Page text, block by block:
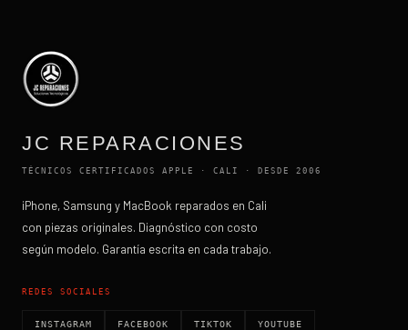
JC REPARACIONES
TÉCNICOS CERTIFICADOS APPLE · CALI · DESDE 2006
iPhone, Samsung y MacBook reparados en Cali
con piezas originales. Diagnóstico con costo
según modelo. Garantía escrita en cada trabajo.
REDES SOCIALES
INSTAGRAM FACEBOOK TIKTOK YOUTUBE